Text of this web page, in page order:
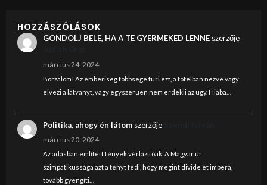
HOZZÁSZÓLÁSOK
GONDOLJ BELE, HA A TE GYERMEKED LENNEszerzője
március 24, 2024
Borzalom! Az emberiseg tobbsege turi ezt, a fotelban nezve vagy
elvezi a latvanyt, vagy egyszeruen nem erdekli az ugy. Hiaba…
Politika, ahogy én látomszerzője
március 20, 2024
Az adásban említett tények vérlázítóak. A Magyar úr
szimpatikussága azt a tényt fedi, hogy megint divide et impera,
tovább gyengíti…